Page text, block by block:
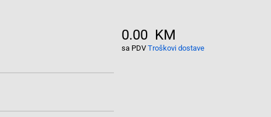
0.00 KM
sa PDV Troškovi dostave